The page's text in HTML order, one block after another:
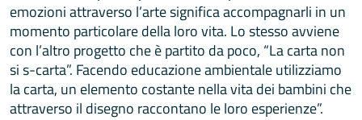
emozioni attraverso l’arte significa accompagnarli in un
momento particolare della loro vita. Lo stesso avviene
con l’altro progetto che è partito da poco, “La carta non
si s-carta”. Facendo educazione ambientale utilizziamo
la carta, un elemento costante nella vita dei bambini che
attraverso il disegno raccontano le loro esperienze”.